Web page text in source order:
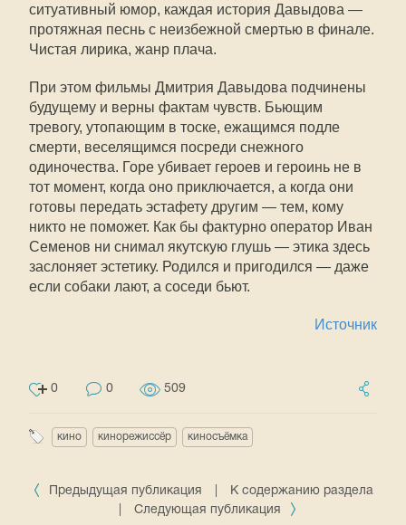
ситуативный юмор, каждая история Давыдова —
протяжная песнь с неизбежной смертью в финале.
Чистая лирика, жанр плача.
При этом фильмы Дмитрия Давыдова подчинены
будущему и верны фактам чувств. Бьющим
тревогу, утопающим в тоске, ежащимся подле
смерти, веселящимся посреди снежного
одиночества. Горе убивает героев и героинь не в
тот момент, когда оно приключается, а когда они
готовы передать эстафету другим — тем, кому
никто не поможет. Как бы фактурно оператор Иван
Семенов ни снимал якутскую глушь — этика здесь
заслоняет эстетику. Родился и пригодился — даже
если собаки лают, а соседи бьют.
Источник
0 0 509
кино кинорежиссёр киносъёмка
Предыдущая публикация
К содержанию раздела
Следующая публикация